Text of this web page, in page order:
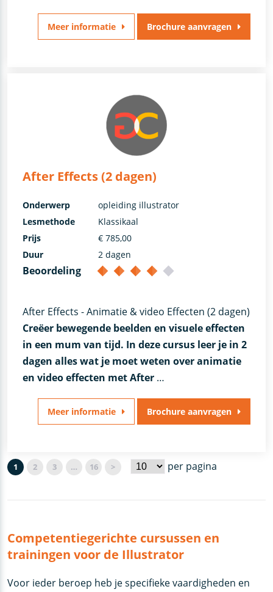
Meer informatie Brochure aanvragen
After Effects (2 dagen)
After Effects - Animatie & video Effecten (2 dagen)
Creëer bewegende beelden en visuele effecten
in een mum van tijd. In deze cursus leer je in 2
dagen alles wat je moet weten over animatie
en video effec­ten met After …
Onderwerp
opleiding illustrator
Lesmethode
Klassikaal
Prijs
€ 785,00
Duur
2 dagen
Beoordeling
Meer informatie Brochure aanvragen
1 2 3 … 16 > per pagina
Competentiegerichte cursussen en
trainingen voor de Illustrator
Voor ieder beroep heb je specifieke vaardigheden en